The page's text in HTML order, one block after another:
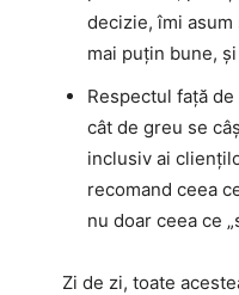
decizie, îmi
mai puțin bune,
Respectul față
cât de greu se
inclusiv ai
recomand ceea
nu doar ceea ce
Zi de zi, toate